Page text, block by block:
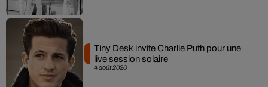
4 août 2026
Tiny Desk invite Charlie Puth pour une
live session solaire